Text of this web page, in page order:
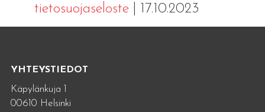
tietosuojaseloste| 17.10.2023
YHTEYSTIEDOT
Käpylänkuja 1
00610 Helsinki